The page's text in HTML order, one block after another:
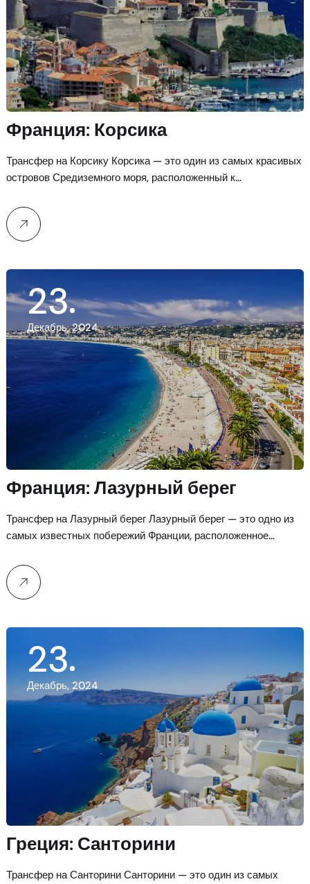
Франция: Корсика
Трансфер на Корсику Корсика — это один из самых красивых
островов Средиземного моря, расположенный к…
23
Декабрь, 2024
Франция: Лазурный берег
Трансфер на Лазурный берег Лазурный берег — это одно из
самых известных побережий Франции, расположенное…
23
Декабрь, 2024
Греция: Санторини
Трансфер на Санторини Санторини — это один из самых